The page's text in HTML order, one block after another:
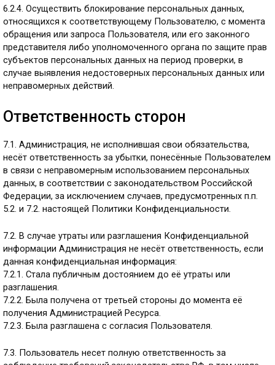
6.2.4. Осуществить блокирование персональных данных,
относящихся к соответствующему Пользователю, с момента
обращения или запроса Пользователя, или его законного
представителя либо уполномоченного органа по защите прав
субъектов персональных данных на период проверки, в
случае выявления недостоверных персональных данных или
неправомерных действий.
Ответственность сторон
7.1. Администрация, не исполнившая свои обязательства,
несёт ответственность за убытки, понесённые Пользователем
в связи с неправомерным использованием персональных
данных, в соответствии с законодательством Российской
Федерации, за исключением случаев, предусмотренных п.п.
5.2. и 7.2. настоящей Политики Конфиденциальности.
7.2. В случае утраты или разглашения Конфиденциальной
информации Администрация не несёт ответственность, если
данная конфиденциальная информация:
7.2.1. Стала публичным достоянием до её утраты или
разглашения.
7.2.2. Была получена от третьей стороны до момента её
получения Администрацией Ресурса.
7.2.3. Была разглашена с согласия Пользователя.
7.3. Пользователь несет полную ответственность за